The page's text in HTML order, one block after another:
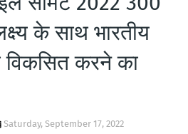
के साथ भारतीय
विकसित करने का
Saturday, September 17, 2022